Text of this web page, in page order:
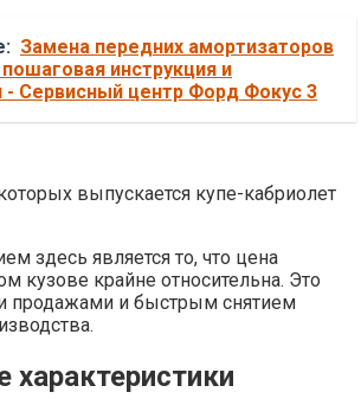
Замена передних амортизаторов
инструкция и
- Сервисный центр Форд Фокус 3
выпускается купе-кабриолет
здесь является то, что цена
кузове крайне относительна. Это
продажами и быстрым снятием
характеристики